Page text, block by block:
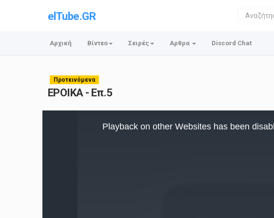
elTube.GR
Αρχική Βίντεο Σειρές Αρθρα Discord Chat
Προτεινόμενα
ΕΡΟΙΚΑ - Επ.5
Playback on other Websites has been